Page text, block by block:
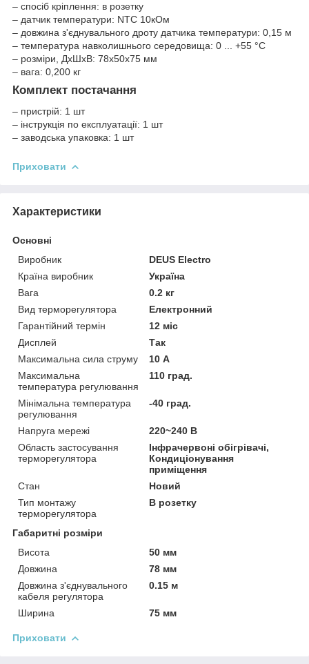
– спосіб кріплення: в розетку
– датчик температури: NTC 10кОм
– довжина з'єднувального дроту датчика температури: 0,15 м
– температура навколишнього середовища: 0 ... +55 °C
– розміри, ДхШхВ: 78x50x75 мм
– вага: 0,200 кг
Комплект постачання
– пристрій: 1 шт
– інструкція по експлуатації: 1 шт
– заводська упаковка: 1 шт
Приховати
Характеристики
Основні
Виробник
DEUS Electro
Країна виробник
Україна
Вага
0.2 кг
Вид терморегулятора
Електронний
Гарантійний термін
12 міс
Дисплей
Так
Максимальна сила струму
10 А
Максимальна
температура регулювання
110 град.
Мінімальна температура
регулювання
-40 град.
Напруга мережі
220~240 В
Область застосування
терморегулятора
Інфрачервоні обігрівачі,
Кондиціонування
приміщення
Стан
Новий
Тип монтажу
терморегулятора
В розетку
Габаритні розміри
Висота
50 мм
Довжина
78 мм
Довжина з'єднувального
кабеля регулятора
0.15 м
Ширина 75 мм
Приховати